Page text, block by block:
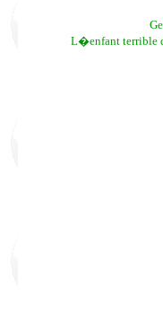
L�enfant terrible